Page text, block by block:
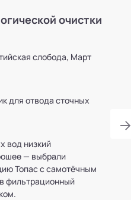
очистки
слобода, Март
для отвода сточных
вод низкий
— выбрали
Топас с самотёчным
фильтрационный